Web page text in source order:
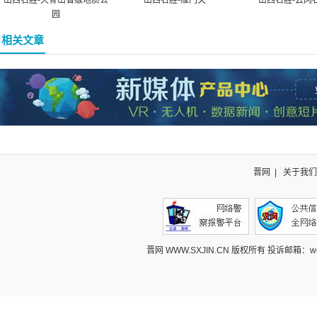
园
相关文章
晋网 关于我们
晋网 WWW.SXJIN.CN 版权所有 投诉邮箱